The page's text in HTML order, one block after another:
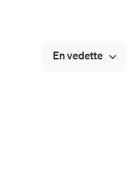
En vedette